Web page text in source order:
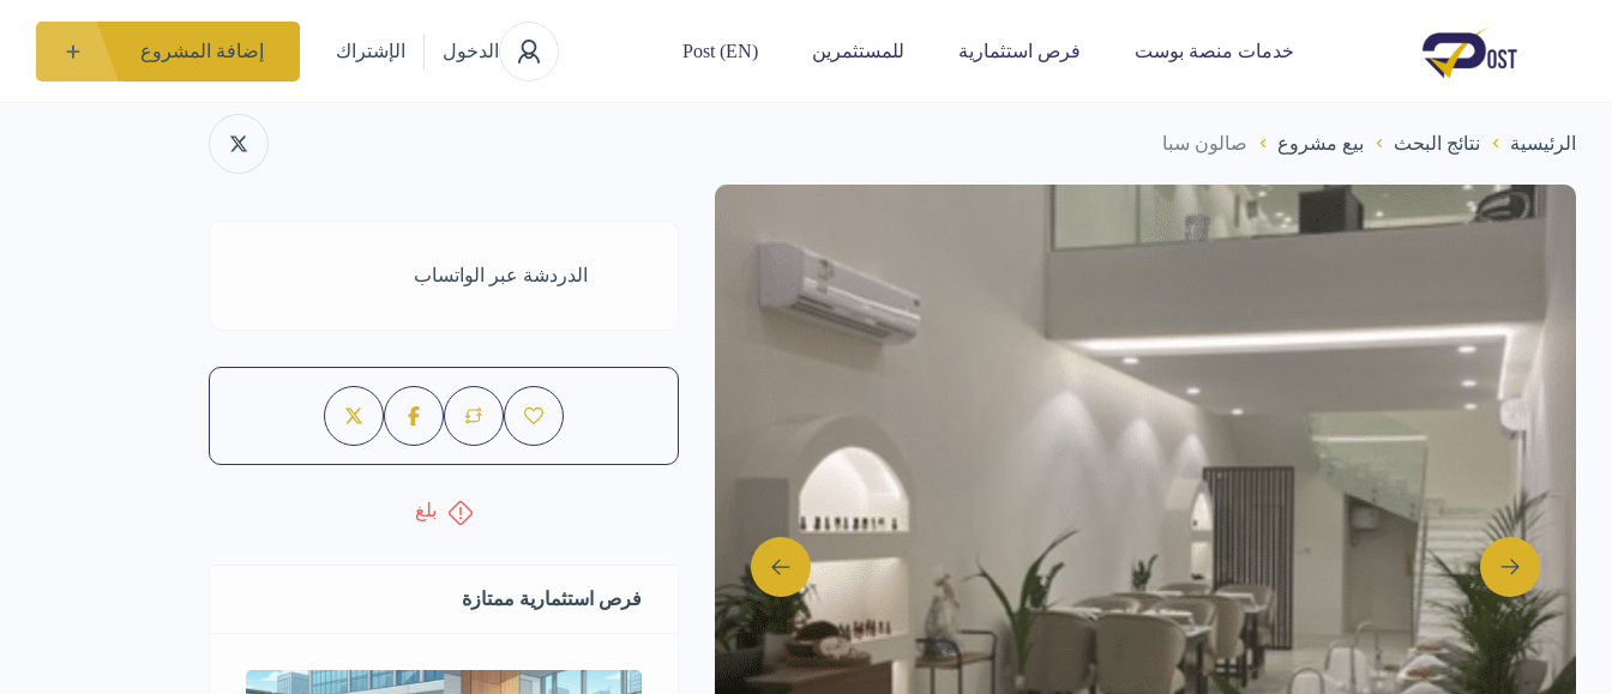
خدمات منصة بوست فرص استثمارية للمستثمرين Post (EN) الدخول الإشتراك إضافة المشروع
الرئيسية نتائج البحث بيع مشروع صالون سبا
الدردشة عبر الواتساب
بلغ
فرص استثمارية ممتازة